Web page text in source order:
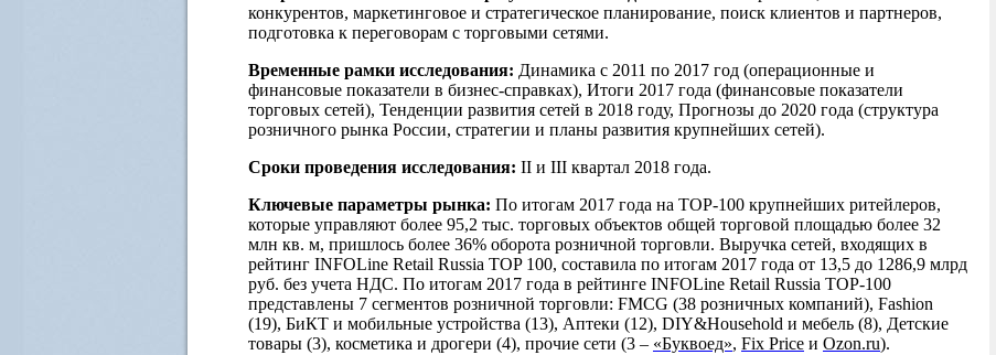
конкурентов, маркетинговое и стратегическое планирование, поиск клиентов и партнеров,
подготовка к переговорам с торговыми сетями.
Временные рамки исследования: Динамика с 2011 по 2017 год (операционные и
финансовые показатели в бизнес-справках), Итоги 2017 года (финансовые показатели
торговых сетей), Тенденции развития сетей в 2018 году, Прогнозы до 2020 года (структура
розничного рынка России, стратегии и планы развития крупнейших сетей).
Сроки проведения исследования: II и III квартал 2018 года.
Ключевые параметры рынка: По итогам 2017 года на TOP-100 крупнейших ритейлеров,
которые управляют более 95,2 тыс. торговых объектов общей торговой площадью более 32
млн кв. м, пришлось более 36% оборота розничной торговли. Выручка сетей, входящих в
рейтинг INFOLine Retail Russia TOP 100, составила по итогам 2017 года от 13,5 до 1286,9 млрд
руб. без учета НДС. По итогам 2017 года в рейтинге INFOLine Retail Russia TOP-100
представлены 7 сегментов розничной торговли: FMCG (38 розничных компаний), Fashion
(19), БиКТ и мобильные устройства (13), Аптеки (12), DIY&Household и мебель (8), Детские
товары (3), косметика и дрогери (4), прочие сети (3 – «Буквоед», Fix Price и Ozon.ru).